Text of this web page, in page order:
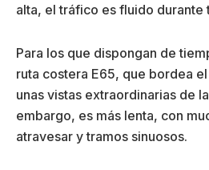
alta, el tráfico es fluido durante
Para los que dispongan de
ruta costera E65, que bordea
unas vistas extraordinarias de
embargo, es más lenta, con
atravesar y tramos sinuosos.